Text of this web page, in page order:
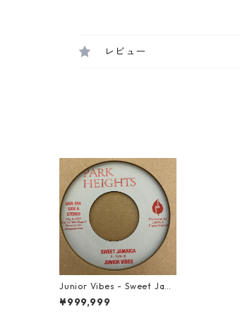
レビュー
Junior Vibes - Sweet Jam
aica【7-21469】
¥999,999